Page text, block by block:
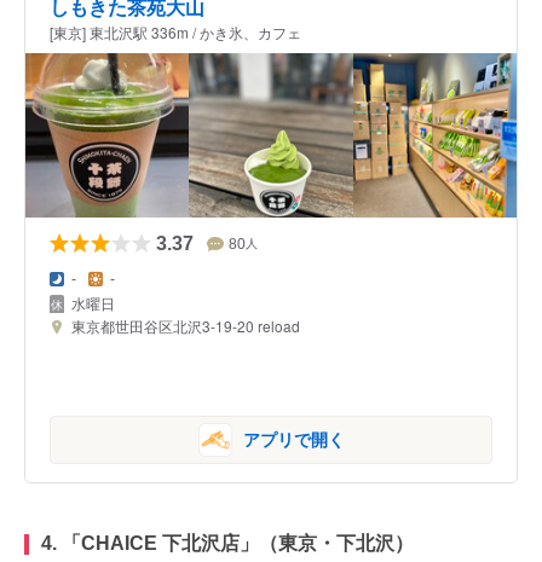
しもきた茶苑大山
[東京] 東北沢駅 336m / かき氷、カフェ
3.37 80人
- -
水曜日
東京都世田谷区北沢3-19-20 reload
アプリで開く
4. 「CHAICE 下北沢店」（東京・下北沢）